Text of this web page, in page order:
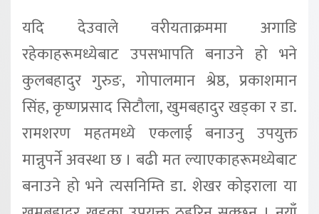
यदि देउवाले वरीयताक्रममा अगाडि
रहेकाहरूमध्येबाट उपसभापति बनाउने हो भने
कुलबहादुर गुरुङ, गोपालमान श्रेष्ठ, प्रकाशमान
सिंह, कृष्णप्रसाद सिटौला, खुमबहादुर खड्का र डा.
रामशरण महतमध्ये एकलाई बनाउनु उपयुक्त
मान्नुपर्ने अवस्था छ । बढी मत ल्याएकाहरूमध्येबाट
बनाउने हो भने त्यसनिम्ति डा. शेखर कोइराला या